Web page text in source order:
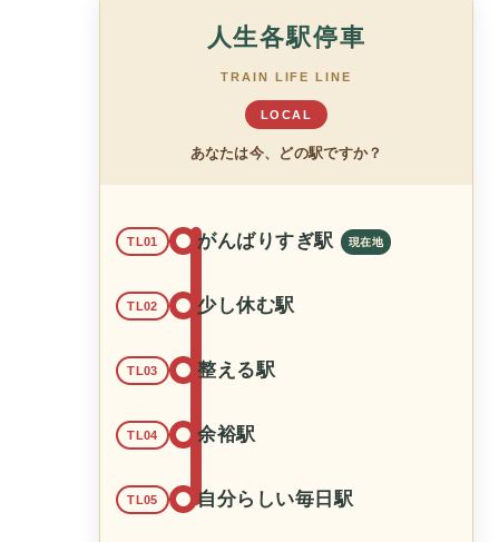
人生各駅停車
TRAIN LIFE LINE
LOCAL
あなたは今、どの駅ですか？
TL01 がんばりすぎ駅
TL02 少し休む駅
TL03 整える駅
TL04 余裕駅
TL05 自分らしい毎日駅